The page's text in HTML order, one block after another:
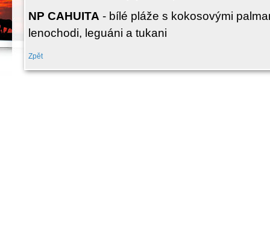
NP CAHUITA - bílé pláže s kokosovými
lenochodi, leguáni a tukani
Zpět